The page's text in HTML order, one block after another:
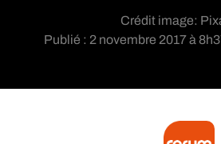
Publié : 2 novembre 2017 à
Crédit image: